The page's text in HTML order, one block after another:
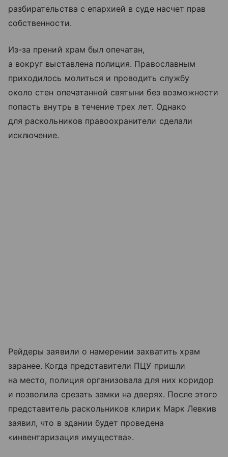
разбирательства с епархией в суде насчет прав
собственности.
Из-за прений храм был опечатан,
а вокруг выставлена полиция. Православным
приходилось молиться и проводить службу
около стен опечатанной святыни без возможности
попасть внутрь в течение трех лет. Однако
для раскольников правоохранители сделали
исключение.
Рейдеры заявили о намерении захватить храм
заранее. Когда представители ПЦУ пришли
на место, полиция организовала для них коридор
и позволила срезать замки на дверях. После этого
представитель раскольников клирик Марк Левкив
заявил, что в здании будет проведена
«инвентаризация имущества».